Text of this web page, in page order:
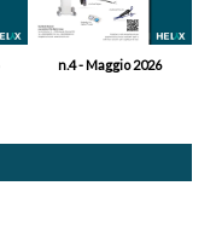
n.4 - Maggio 2026